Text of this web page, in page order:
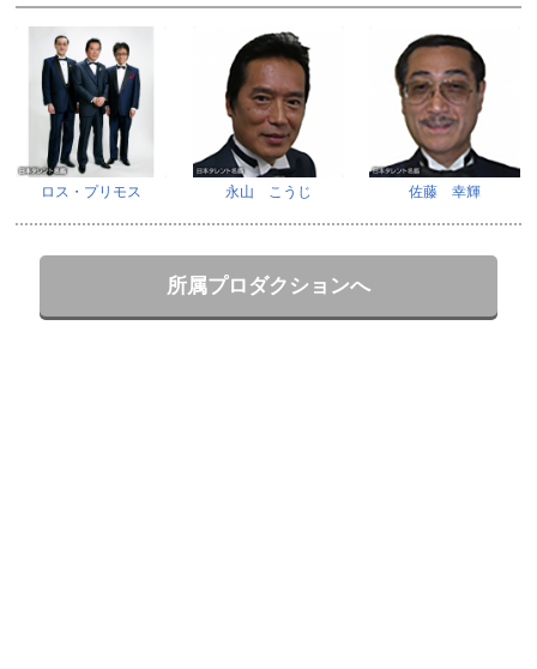
ロス・プリモス 永山 こうじ 佐藤 幸輝
所属プロダクションへ